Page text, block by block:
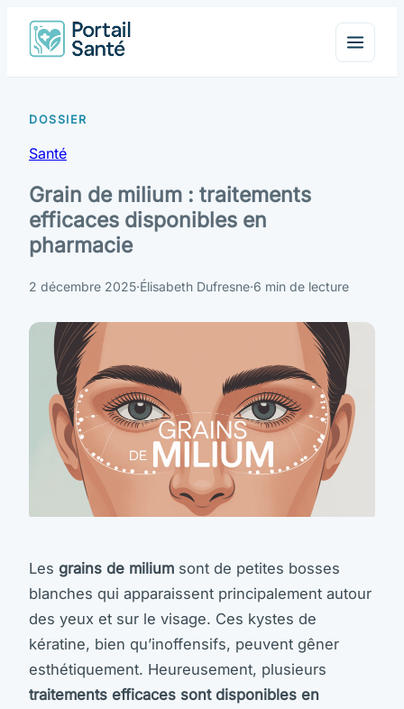
Santé
Grain de milium : traitements
efficaces disponibles en
pharmacie
2 décembre 2025·Élisabeth Dufresne·6 min de lecture
Les grains de milium sont de petites bosses
blanches qui apparaissent principalement autour
des yeux et sur le visage. Ces kystes de
kératine, bien qu’inoffensifs, peuvent gêner
esthétiquement. Heureusement, plusieurs
traitements efficaces sont disponibles en